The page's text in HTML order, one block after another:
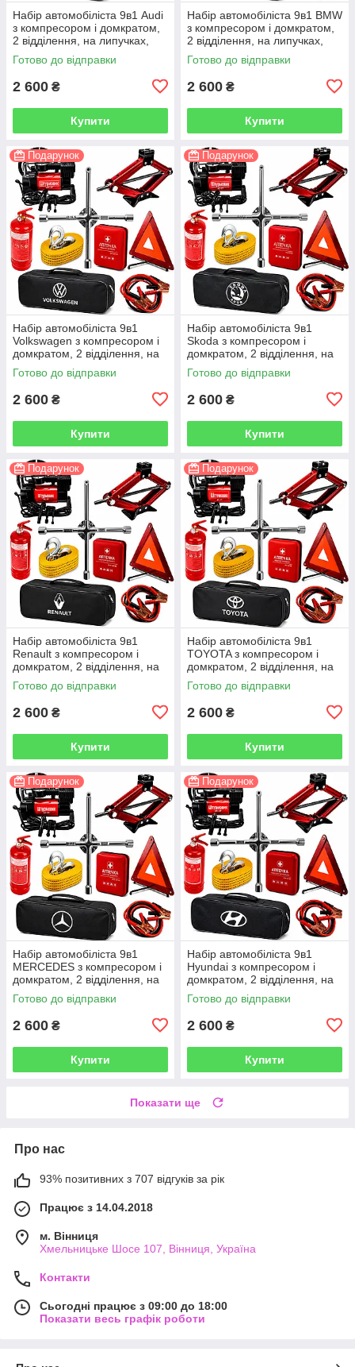
Набір автомобіліста 9в1 Audi
з компресором і домкратом,
2 відділення, на липучках,
чорний
Готово до відправки
2 600 ₴
Купити
Набір автомобіліста 9в1 BMW
з компресором і домкратом,
2 відділення, на липучках,
чорний
Готово до відправки
2 600 ₴
Купити
Подарунок
Набір автомобіліста 9в1
Volkswagen з компресором і
домкратом, 2 відділення, на
липучках, чорний
Готово до відправки
2 600 ₴
Купити
Подарунок
Набір автомобіліста 9в1
Skoda з компресором і
домкратом, 2 відділення, на
липучках, чорний
Готово до відправки
2 600 ₴
Купити
Подарунок
Набір автомобіліста 9в1
Renault з компресором і
домкратом, 2 відділення, на
липучках, чорний
Готово до відправки
2 600 ₴
Купити
Подарунок
Набір автомобіліста 9в1
TOYOTA з компресором і
домкратом, 2 відділення, на
липучках, чорний
Готово до відправки
2 600 ₴
Купити
Подарунок
Набір автомобіліста 9в1
MERCEDES з компресором і
домкратом, 2 відділення, на
липучках, чорний
Готово до відправки
2 600 ₴
Купити
Подарунок
Набір автомобіліста 9в1
Hyundai з компресором і
домкратом, 2 відділення, на
липучках, чорний
Готово до відправки
2 600 ₴
Купити
Показати ще
Про нас
93% позитивних з 707 відгуків за рік
Працює з 14.04.2018
м. Вінниця
Хмельницьке Шосе 107, Вінниця, Україна
Контакти
Сьогодні працює з 09:00 до 18:00
Показати весь графік роботи